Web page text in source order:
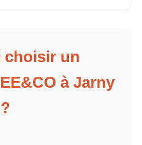
choisir un
à Jarny
?